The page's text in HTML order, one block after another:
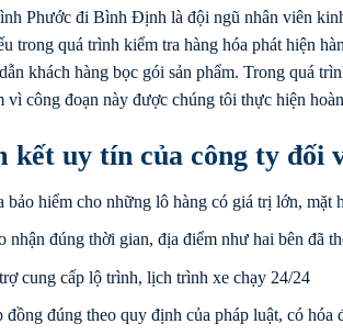
Phước đi Bình Định là đội ngũ nhân viên
trong quá trình kiểm tra hàng hóa phát hiện
khách hàng bọc gói sản phẩm. Trong quá
vì công đoạn này được chúng tôi thực hiện
kết uy tín của công ty đối
bảo hiểm cho những lô hàng có giá trị lớn, mặt
nhận đúng thời gian, địa điểm như hai bên đã
cung cấp lộ trình, lịch trình xe chạy 24/24
đồng đúng theo quy định của pháp luật, có hóa